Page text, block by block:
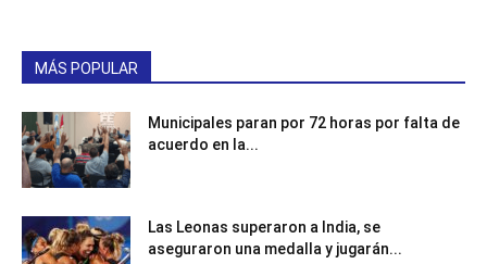
MÁS POPULAR
Municipales paran por 72 horas por falta de
acuerdo en la...
Las Leonas superaron a India, se
aseguraron una medalla y jugarán...